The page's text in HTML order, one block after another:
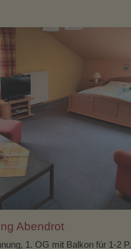
Abendrot
1. OG mit Balkon für 1-2 P.